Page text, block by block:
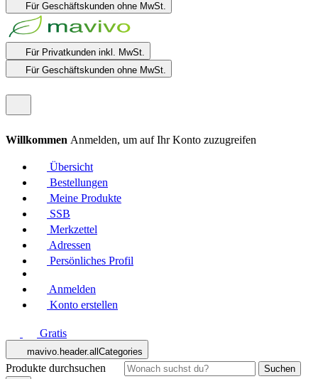
Für Geschäftskunden ohne MwSt.
Für Privatkunden inkl. MwSt.
Für Geschäftskunden ohne MwSt.
Willkommen Anmelden, um auf Ihr Konto zuzugreifen
Übersicht
Bestellungen
Meine Produkte
SSB
Merkzettel
Adressen
Persönliches Profil
Anmelden
Konto erstellen
Gratis
mavivo.header.allCategories
Produkte durchsuchen Suchen